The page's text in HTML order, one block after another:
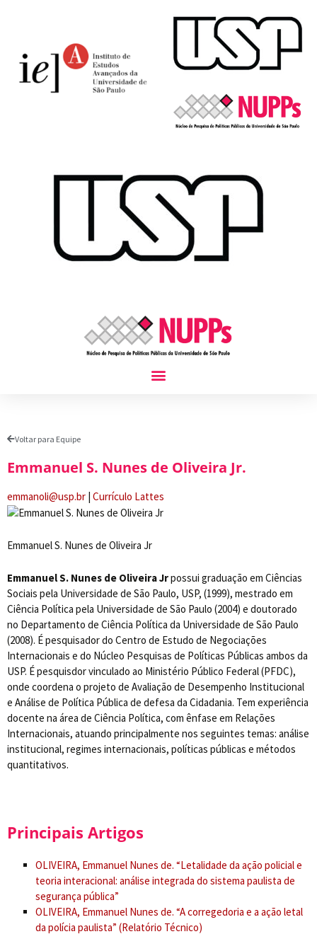
Voltar para Equipe
Emmanuel S. Nunes de Oliveira Jr.
emmanoli@usp.br | Currículo Lattes
Emmanuel S. Nunes de Oliveira Jr
Emmanuel S. Nunes de Oliveira Jrpossui graduação em Ciências
Sociais pela Universidade de São Paulo, USP, (1999), mestrado em
Ciência Política pela Universidade de São Paulo (2004) e doutorado
no Departamento de Ciência Política da Universidade de São Paulo
(2008). É pesquisador do Centro de Estudo de Negociações
Internacionais e do Núcleo Pesquisas de Políticas Públicas ambos da
USP. É pesquisdor vinculado ao Ministério Público Federal (PFDC),
onde coordena o projeto de Avaliação de Desempenho Institucional
e Análise de Política Pública de defesa da Cidadania. Tem experiência
docente na área de Ciência Política, com ênfase em Relações
Internacionais, atuando principalmente nos seguintes temas: análise
institucional, regimes internacionais, políticas públicas e métodos
quantitativos.
Principais Artigos
OLIVEIRA, Emmanuel Nunes de. “Letalidade da ação policial e
teoria interacional: análise integrada do sistema paulista de
segurança pública”
OLIVEIRA, Emmanuel Nunes de. “A corregedoria e a ação letal
da polícia paulista” (Relatório Técnico)